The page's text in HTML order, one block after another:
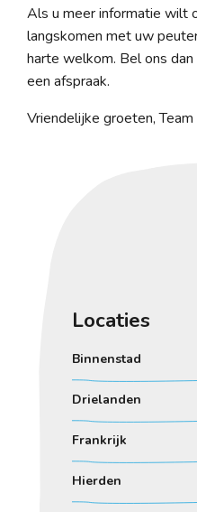
Als u meer informatie wilt
langskomen met uw
harte welkom. Bel ons
een afspraak.
Vriendelijke groeten,
Locaties
Binnenstad
Drielanden
Frankrijk
Hierden